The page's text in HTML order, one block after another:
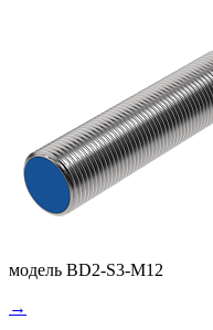
модель BD2-S3-M12
→